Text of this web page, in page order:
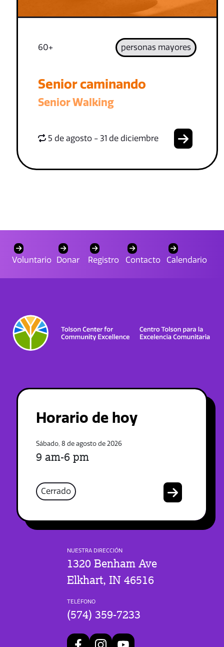
60+ personas mayores
Senior caminando
Senior Walking
5 de agosto - 31 de diciembre
Voluntario Donar Registro Contacto Calendario
Horario de hoy
Sábado, 8 de agosto de 2026
9 am-6 pm
Cerrado
NUESTRA DIRECCIÓN
1320 Benham Ave
Elkhart, IN 46516
TELÉFONO
(574) 359-7233